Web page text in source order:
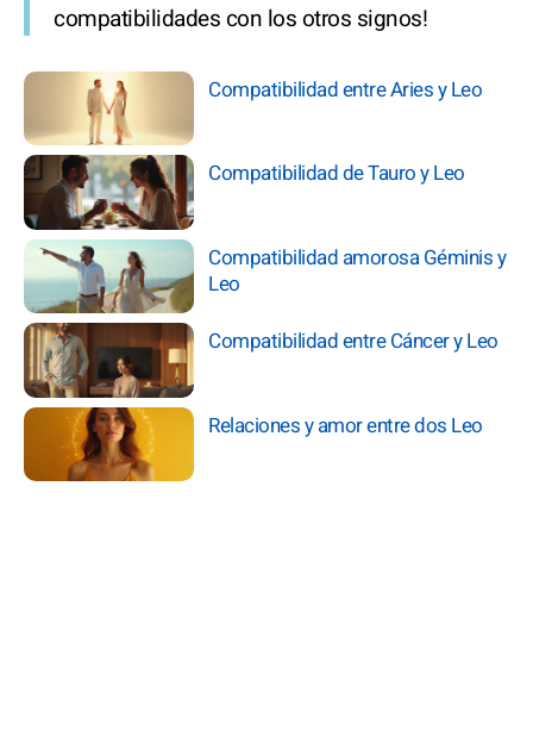
compatibilidades con los otros signos!
Compatibilidad entre Aries y Leo
Compatibilidad de Tauro y Leo
Compatibilidad amorosa Géminis y
Leo
Compatibilidad entre Cáncer y Leo
Relaciones y amor entre dos Leo